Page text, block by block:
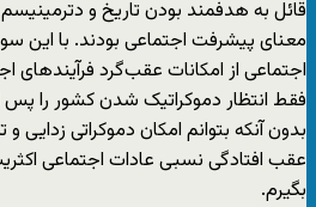
قائل به هدفمند بودن تاریخ و
معنای پیشرفت اجتماعی بودند. با این
اجتماعی از امکانات عقب‌گرد فرآیندهای
فقط انتظار دموکراتیک شدن کشور را پس
بدون آنکه بتوانم امکان دموکراتی زدایی
عقب افتادگی نسبی عادات اجتماعی
بگیرم.